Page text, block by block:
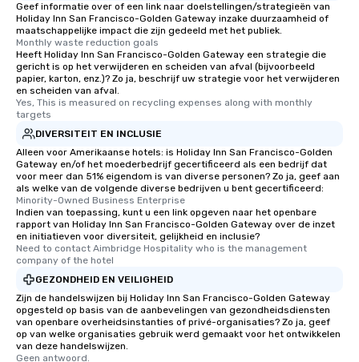
Geef informatie over of een link naar doelstellingen/strategieën van
Holiday Inn San Francisco-Golden Gateway inzake duurzaamheid of
maatschappelijke impact die zijn gedeeld met het publiek.
Monthly waste reduction goals
Heeft Holiday Inn San Francisco-Golden Gateway een strategie die
gericht is op het verwijderen en scheiden van afval (bijvoorbeeld
papier, karton, enz.)? Zo ja, beschrijf uw strategie voor het verwijderen
en scheiden van afval.
Yes, This is measured on recycling expenses along with monthly
targets
DIVERSITEIT EN INCLUSIE
Alleen voor Amerikaanse hotels: is Holiday Inn San Francisco-Golden
Gateway en/of het moederbedrijf gecertificeerd als een bedrijf dat
voor meer dan 51% eigendom is van diverse personen? Zo ja, geef aan
als welke van de volgende diverse bedrijven u bent gecertificeerd:
Minority-Owned Business Enterprise
Indien van toepassing, kunt u een link opgeven naar het openbare
rapport van Holiday Inn San Francisco-Golden Gateway over de inzet
en initiatieven voor diversiteit, gelijkheid en inclusie?
Need to contact Aimbridge Hospitality who is the management
company of the hotel
GEZONDHEID EN VEILIGHEID
Zijn de handelswijzen bij Holiday Inn San Francisco-Golden Gateway
opgesteld op basis van de aanbevelingen van gezondheidsdiensten
van openbare overheidsinstanties of privé-organisaties? Zo ja, geef
op van welke organisaties gebruik werd gemaakt voor het ontwikkelen
van deze handelswijzen.
Geen antwoord.